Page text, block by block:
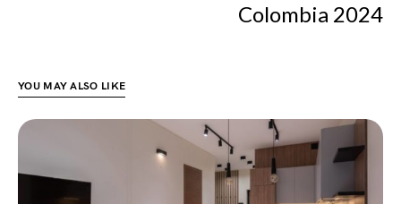
Colombia 2024
YOU MAY ALSO LIKE